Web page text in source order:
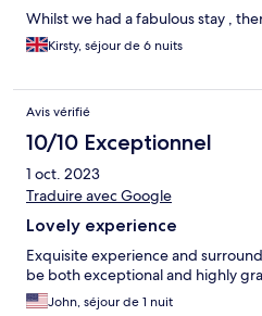
Whilst we had a fabulous stay ,
Kirsty, séjour de 6 nuits
Avis vérifié
10/10 Exceptionnel
1 oct. 2023
Traduire avec Google
Lovely experience
Exquisite experience and
be both exceptional and highly
John, séjour de 1 nuit